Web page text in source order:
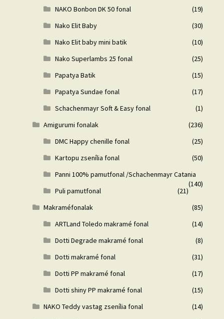
NAKO Bonbon DK 50 fonal
(19)
Nako Elit Baby
(30)
Nako Elit baby mini batik
(10)
Nako Superlambs 25 fonal
(25)
Papatya Batik
(15)
Papatya Sundae fonal
(17)
Schachenmayr Soft & Easy fonal
(1)
Amigurumi fonalak
(236)
DMC Happy chenille fonal
(25)
Kartopu zsenília fonal
(50)
Panni 100% pamutfonal /Schachenmayr Catania
(140)
Puli pamutfonal
(21)
Makraméfonalak
(85)
ARTLand Toledo makramé fonal
(14)
Dotti Degrade makramé fonal
(8)
Dotti makramé fonal
(31)
Dotti PP makramé fonal
(17)
Dotti shiny PP makramé fonal
(15)
NAKO Teddy vastag zsenília fonal
(14)